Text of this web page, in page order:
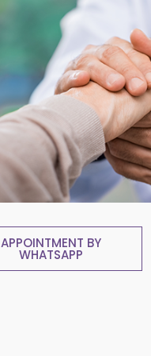
APPOINTMENT BY
WHATSAPP